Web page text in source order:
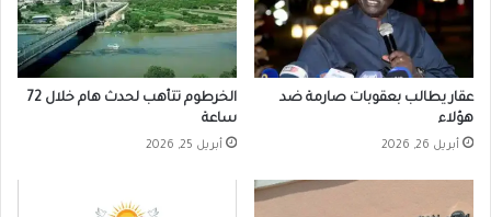
عقار يطالب بعقوبات صارمة ضد
هؤلاء
أبريل 26, 2026
الخرطوم تتأهب لحدث هام خلال 72
ساعة
أبريل 25, 2026